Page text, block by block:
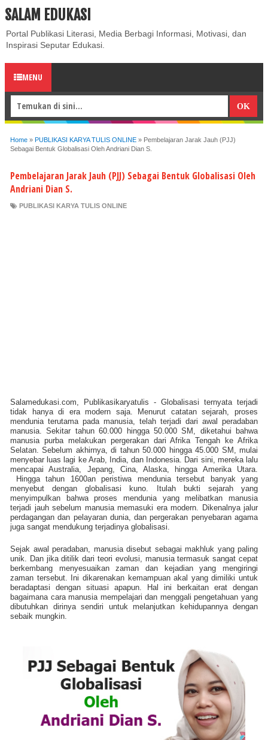
ABOUT CONTACT US
SALAM EDUKASI
Portal Publikasi Literasi, Media Berbagi Informasi, Motivasi, dan
Inspirasi Seputar Edukasi.
MENU
Home » PUBLIKASI KARYA TULIS ONLINE » Pembelajaran Jarak Jauh (PJJ)
Sebagai Bentuk Globalisasi Oleh Andriani Dian S.
Pembelajaran Jarak Jauh (PJJ) Sebagai Bentuk Globalisasi Oleh
Andriani Dian S.
PUBLIKASI KARYA TULIS ONLINE
Salamedukasi.com, Publikasikaryatulis - Globalisasi ternyata terjadi
tidak hanya di era modern saja. Menurut catatan sejarah, proses
mendunia terutama pada manusia, telah terjadi dari awal peradaban
manusia. Sekitar tahun 60.000 hingga 50.000 SM, diketahui bahwa
manusia purba melakukan pergerakan dari Afrika Tengah ke Afrika
Selatan. Sebelum akhirnya, di tahun 50.000 hingga 45.000 SM, mulai
menyebar luas lagi ke Arab, India, dan Indonesia. Dari sini, mereka lalu
mencapai Australia, Jepang, Cina, Alaska, hingga Amerika Utara.
Hingga tahun 1600an peristiwa mendunia tersebut banyak yang
menyebut dengan globalisasi kuno. Itulah bukti sejarah yang
menyimpulkan bahwa proses mendunia yang melibatkan manusia
terjadi jauh sebelum manusia memasuki era modern. Dikenalnya jalur
perdagangan dan pelayaran dunia, dan pergerakan penyebaran agama
juga sangat mendukung terjadinya globalisasi.
Sejak awal peradaban, manusia disebut sebagai makhluk yang paling
unik. Dan jika ditilik dari teori evolusi, manusia termasuk sangat cepat
berkembang menyesuaikan zaman dan kejadian yang mengiringi
zaman tersebut. Ini dikarenakan kemampuan akal yang dimiliki untuk
beradaptasi dengan situasi apapun. Hal ini berkaitan erat dengan
bagaimana cara manusia mempelajari dan menggali pengetahuan yang
dibutuhkan dirinya sendiri untuk melanjutkan kehidupannya dengan
sebaik mungkin.